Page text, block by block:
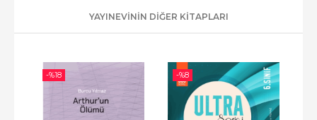
YAYINEVININ DIĞER KITAPLARI
-%18 -%8